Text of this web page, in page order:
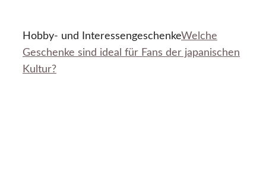
Hobby- und InteressengeschenkeWelche
Geschenke sind ideal für Fans der japanischen
Kultur?